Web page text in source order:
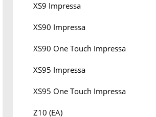
XS9 Impressa
XS90 Impressa
XS90 One Touch Impressa
XS95 Impressa
XS95 One Touch Impressa
Z10 (EA)